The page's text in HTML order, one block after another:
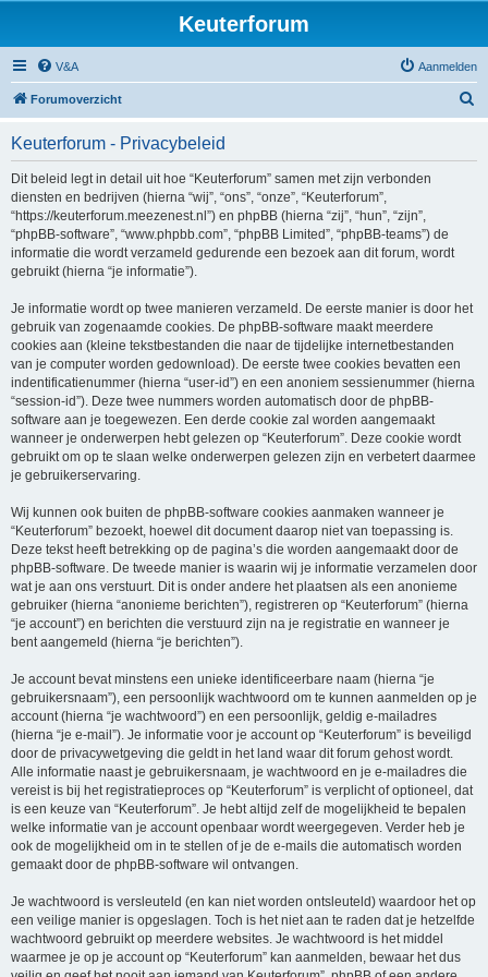
Keuterforum
V&A Aanmelden
Forumoverzicht
Keuterforum - Privacybeleid
Dit beleid legt in detail uit hoe “Keuterforum” samen met zijn verbonden
diensten en bedrijven (hierna “wij”, “ons”, “onze”, “Keuterforum”,
“https://keuterforum.meezenest.nl”) en phpBB (hierna “zij”, “hun”, “zijn”,
“phpBB-software”, “www.phpbb.com”, “phpBB Limited”, “phpBB-teams”) de
informatie die wordt verzameld gedurende een bezoek aan dit forum, wordt
gebruikt (hierna “je informatie”).
Je informatie wordt op twee manieren verzameld. De eerste manier is door het
gebruik van zogenaamde cookies. De phpBB-software maakt meerdere
cookies aan (kleine tekstbestanden die naar de tijdelijke internetbestanden
van je computer worden gedownload). De eerste twee cookies bevatten een
indentificatienummer (hierna “user-id”) en een anoniem sessienummer (hierna
“session-id”). Deze twee nummers worden automatisch door de phpBB-
software aan je toegewezen. Een derde cookie zal worden aangemaakt
wanneer je onderwerpen hebt gelezen op “Keuterforum”. Deze cookie wordt
gebruikt om op te slaan welke onderwerpen gelezen zijn en verbetert daarmee
je gebruikerservaring.
Wij kunnen ook buiten de phpBB-software cookies aanmaken wanneer je
“Keuterforum” bezoekt, hoewel dit document daarop niet van toepassing is.
Deze tekst heeft betrekking op de pagina’s die worden aangemaakt door de
phpBB-software. De tweede manier is waarin wij je informatie verzamelen door
wat je aan ons verstuurt. Dit is onder andere het plaatsen als een anonieme
gebruiker (hierna “anonieme berichten”), registreren op “Keuterforum” (hierna
“je account”) en berichten die verstuurd zijn na je registratie en wanneer je
bent aangemeld (hierna “je berichten”).
Je account bevat minstens een unieke identificeerbare naam (hierna “je
gebruikersnaam”), een persoonlijk wachtwoord om te kunnen aanmelden op je
account (hierna “je wachtwoord”) en een persoonlijk, geldig e-mailadres
(hierna “je e-mail”). Je informatie voor je account op “Keuterforum” is beveiligd
door de privacywetgeving die geldt in het land waar dit forum gehost wordt.
Alle informatie naast je gebruikersnaam, je wachtwoord en je e-mailadres die
vereist is bij het registratieproces op “Keuterforum” is verplicht of optioneel, dat
is een keuze van “Keuterforum”. Je hebt altijd zelf de mogelijkheid te bepalen
welke informatie van je account openbaar wordt weergegeven. Verder heb je
ook de mogelijkheid om in te stellen of je de e-mails die automatisch worden
gemaakt door de phpBB-software wil ontvangen.
Je wachtwoord is versleuteld (en kan niet worden ontsleuteld) waardoor het op
een veilige manier is opgeslagen. Toch is het niet aan te raden dat je hetzelfde
wachtwoord gebruikt op meerdere websites. Je wachtwoord is het middel
waarmee je op je account op “Keuterforum” kan aanmelden, bewaar het dus